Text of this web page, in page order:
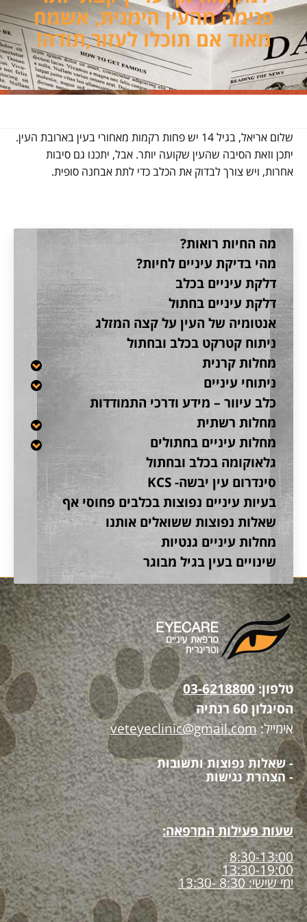
פנימה מהעין הימנית, אשמח
מאוד אם תוכלו לעזור,תודה!
שלום אריאל, בגיל 14 יש פחות רקמות מאחורי בעין בארובת העין.
יתכן וזאת הסיבה שהעין שקועה יותר. אבל, יתכנו גם סיבות
אחרות, ויש צורך לבדוק את הכלב כדי לתת אבחנה סופית.
מה החיות רואות?
מהי בדיקת עיניים לחיות?
דלקת עיניים בכלב
דלקת עיניים בחתול
אנטומיה של העין על קצה המזלג
ניתוח קטרקט בכלב ובחתול
מחלות קרנית
ניתוחי עיניים
כלב עיוור – מידע ודרכי התמודדות
מחלות רשתית
מחלות עיניים בחתולים
גלאוקומה בכלב ובחתול
סינדרום עין יבשה- KCS
בעיות עיניים נפוצות בכלבים פחוסי אף
שאלות נפוצות ששואלים אותנו
מחלות עיניים גנטיות
שינויים בעין בגיל מבוגר
טלפון:03-6218800
הסיגלון 60 רנתיה
אימייל:veteyeclinic@gmail.com
- שאלות נפוצות ותשובות
- הצהרת נגישות
שעות פעילות המרפאה:
8:30-13:00
13:30-19:00
ימי שישי: 8:30 -13:30